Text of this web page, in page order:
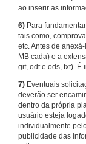
ao inserir as
6) Para
tais como,
etc. Antes de
MB cada) e a
gif, odt e ods, txt).
7) Eventuais
deverão ser
dentro da própria
usuário esteja
individualmente
publicidade das